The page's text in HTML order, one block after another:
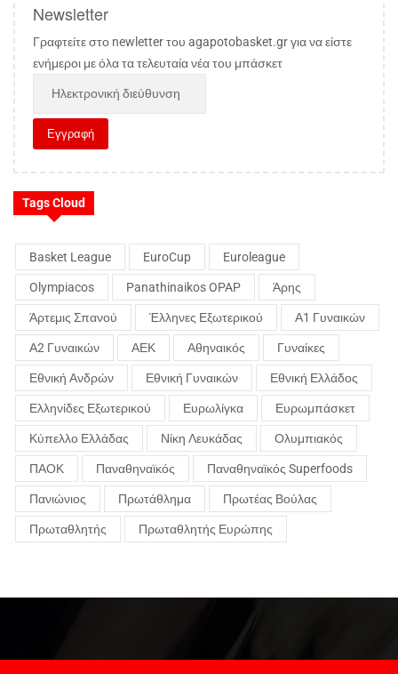
Newsletter
Γραφτείτε στο newletter του agapotobasket.gr για να είστε
ενήμεροι με όλα τα τελευταία νέα του μπάσκετ
Tags Cloud
Basket League EuroCup Euroleague
Olympiacos Panathinaikos OPAP Άρης
Άρτεμις Σπανού Έλληνες Εξωτερικού Α1 Γυναικών
Α2 Γυναικών ΑΕΚ Αθηναικός Γυναίκες
Εθνική Ανδρών Εθνική Γυναικών Εθνική Ελλάδος
Ελληνίδες Εξωτερικού Ευρωλίγκα Ευρωμπάσκετ
Κύπελλο Ελλάδας Νίκη Λευκάδας Ολυμπιακός
ΠΑΟΚ Παναθηναϊκός Παναθηναϊκός Superfoods
Πανιώνιος Πρωτάθλημα Πρωτέας Βούλας
Πρωταθλητής Πρωταθλητής Ευρώπης